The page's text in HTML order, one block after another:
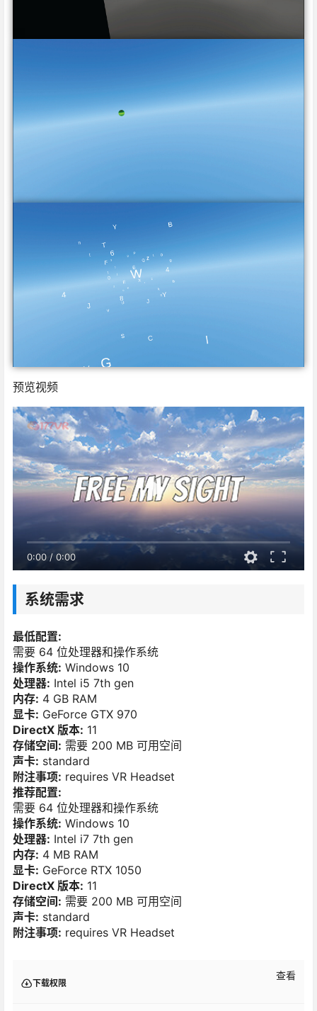
预览视频
0:00 / 0:00
系统需求
最低配置:
需要 64 位处理器和操作系统
操作系统: Windows 10
处理器: Intel i5 7th gen
内存: 4 GB RAM
显卡: GeForce GTX 970
DirectX 版本: 11
存储空间: 需要 200 MB 可用空间
声卡: standard
附注事项: requires VR Headset
推荐配置:
需要 64 位处理器和操作系统
操作系统: Windows 10
处理器: Intel i7 7th gen
内存: 4 MB RAM
显卡: GeForce RTX 1050
DirectX 版本: 11
存储空间: 需要 200 MB 可用空间
声卡: standard
附注事项: requires VR Headset
下载权限
查看